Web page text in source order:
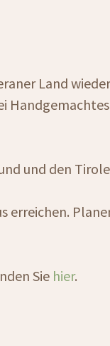
Land
und den
erreichen.
Sie hier.